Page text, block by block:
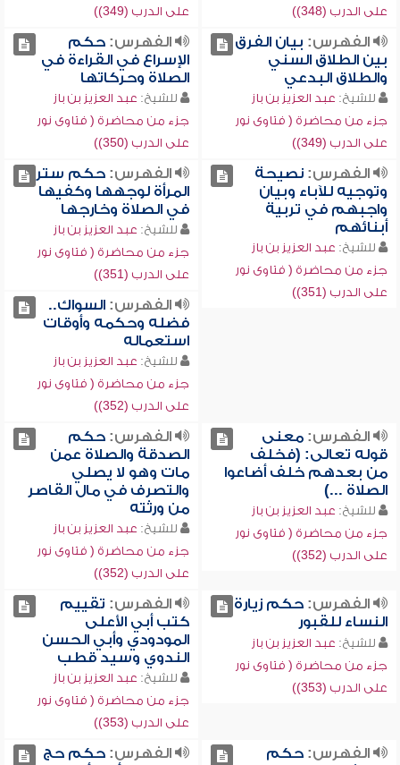
على الدرب (348))
على الدرب (349))
الفهرس: بيان الفرق
بين الطلاق السني
والطلاق البدعي
للشيخ: عبد العزيز بن باز
جزء من محاضرة ( فتاوى نور
على الدرب (349))
الفهرس:حكم
الإسراع في القراءة في
الصلاة وحركاتها
للشيخ: عبد العزيز بن باز
جزء من محاضرة ( فتاوى نور
على الدرب (350))
الفهرس:نصيحة
وتوجيه للآباء وبيان
واجبهم في تربية
أبنائهم
للشيخ: عبد العزيز بن باز
جزء من محاضرة ( فتاوى نور
على الدرب (351))
الفهرس:حكم ستر
المرأة لوجهها وكفيها
في الصلاة وخارجها
للشيخ: عبد العزيز بن باز
جزء من محاضرة ( فتاوى نور
على الدرب (351))
الفهرس:السواك..
فضله وحكمه وأوقات
استعماله
للشيخ: عبد العزيز بن باز
جزء من محاضرة ( فتاوى نور
على الدرب (352))
الفهرس:معنى
قوله تعالى: (فخلف
من بعدهم خلف أضاعوا
الصلاة ...)
للشيخ: عبد العزيز بن باز
جزء من محاضرة ( فتاوى نور
على الدرب (352))
الفهرس:حكم
الصدقة والصلاة عمن
مات وهو لا يصلي
والتصرف في مال القاصر
من ورثته
للشيخ: عبد العزيز بن باز
جزء من محاضرة ( فتاوى نور
على الدرب (352))
الفهرس:حكم زيارة
النساء للقبور
للشيخ: عبد العزيز بن باز
جزء من محاضرة ( فتاوى نور
على الدرب (353))
الفهرس: تقييم
كتب أبي الأعلى
المودودي وأبي الحسن
الندوي وسيد قطب
للشيخ: عبد العزيز بن باز
جزء من محاضرة ( فتاوى نور
على الدرب (353))
الفهرس:حكم
الفهرس:حكم حج